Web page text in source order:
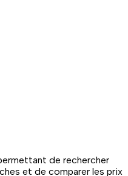
de rechercher
et de comparer les prix